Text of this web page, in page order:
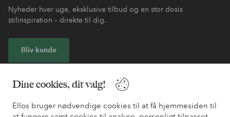
Dine cookies, dit valg!
Ellos bruger nødvendige cookies til at få hjemmesiden til
Nyheder hver uge, eksklusive tilbud og en stor dosis
stilinspiration – direkte til dig.
Bliv kunde
Har du brug for hjælp?